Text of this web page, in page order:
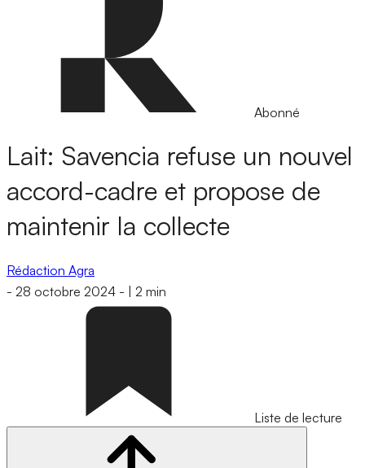
Abonné
Lait: Savencia refuse un nouvel
accord-cadre et propose de
maintenir la collecte
Rédaction Agra
- 28 octobre 2024 - 2 min
Liste de lecture